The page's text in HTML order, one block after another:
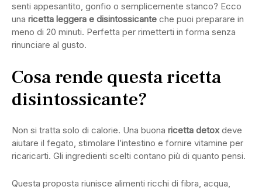
senti appesantito, gonfio o semplicemente stanco? Ecco
una ricetta leggera e disintossicante che puoi preparare in
meno di 20 minuti. Perfetta per rimetterti in forma senza
rinunciare al gusto.
Cosa rende questa ricetta
disintossicante?
Non si tratta solo di calorie. Una buona ricetta detoxdeve
aiutare il fegato, stimolare l’intestino e fornire vitamine per
ricaricarti. Gli ingredienti scelti contano più di quanto pensi.
Questa proposta riunisce alimenti ricchi di fibra, acqua,